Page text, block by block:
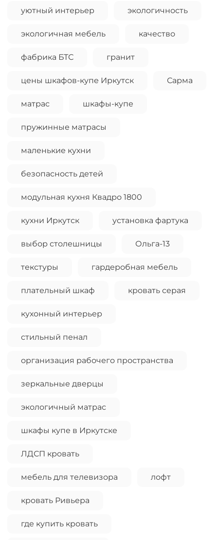
уютный интерьер экологичность
экологичная мебель качество
фабрика БТС гранит
цены шкафов-купе Иркутск Сарма
матрас шкафы-купе
пружинные матрасы
маленькие кухни
безопасность детей
модульная кухня Квадро 1800
кухни Иркутск установка фартука
выбор столешницы Ольга-13
текстуры гардеробная мебель
плательный шкаф кровать серая
кухонный интерьер
стильный пенал
организация рабочего пространства
зеркальные дверцы
экологичный матрас
шкафы купе в Иркутске
ЛДСП кровать
мебель для телевизора лофт
кровать Ривьера
где купить кровать